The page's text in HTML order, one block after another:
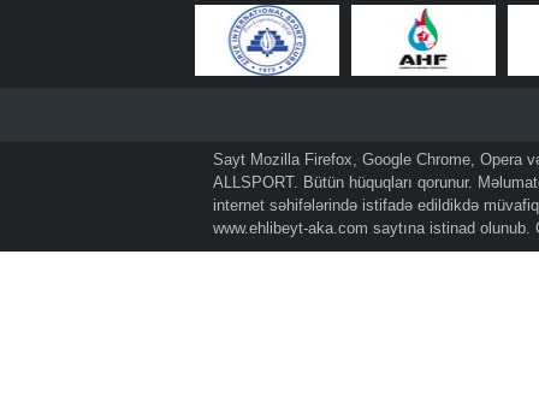
Sayt Mozilla Firefox, Google Chrome, Opera
ALLSPORT. Bütün hüquqları qorunur.
internet səhifələrində istifadə edildikdə
www.ehlibeyt-aka.com saytına istinad olunub.